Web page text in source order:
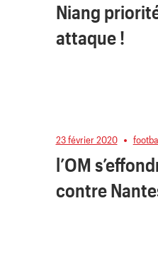
Niang
attaque !
23 février 2020
l’OM
contre